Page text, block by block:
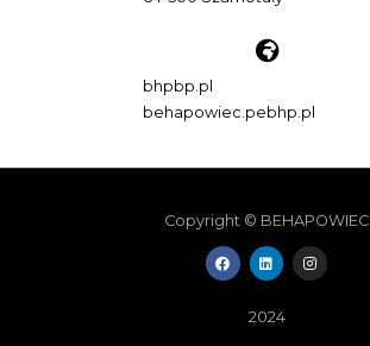
bhpbp.pl
behapowiec.pebhp.pl
Copyright © BEHAPOWIEC
F
a
c
L
i
n
e
d
I
n
s
2024